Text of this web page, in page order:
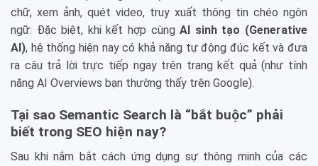
chữ, xem ảnh, quét video, truy xuất thông tin chéo ngôn
ngữ. Đặc biệt, khi kết hợp cùngAI sinh tạo (Generative
AI), hệ thống hiện nay có khả năng tự động đúc kết và đưa
ra câu trả lời trực tiếp ngay trên trang kết quả (như tính
năng AI Overviews bạn thường thấy trên Google).
Tại sao Semantic Search là “bắt buộc” phải
biết trong SEO hiện nay?
Sau khi nắm bắt cách ứng dụng sự thông minh của các